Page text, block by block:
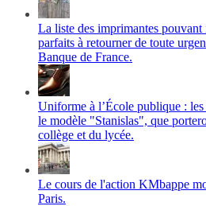
La liste des imprimantes
parfaits à retourner de toute
Banque de France.
Uniforme à l’École publique :
le modèle "Stanislas", que
collège et du lycée.
Le cours de l'action KMbappe
Paris.